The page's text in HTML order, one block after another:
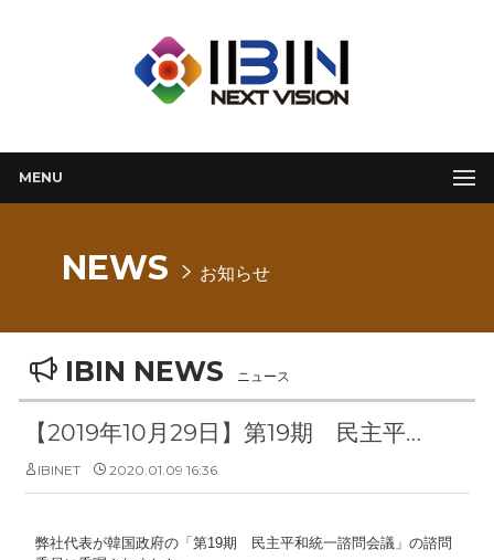
MENU
NEWS お知らせ
IBIN NEWS ニュース
【2019年10月29日】第19期 民主平和統一諮問会議
IBINET 2020.01.09 16:36
弊社代表が韓国政府の「第19期 民主平和統一諮問会議」の諮問